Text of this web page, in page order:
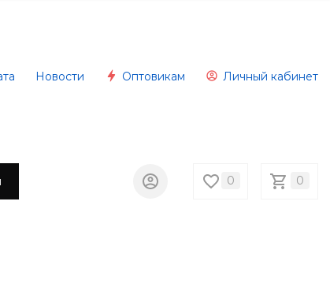
Новости Оптовикам Личный кабинет
0 0